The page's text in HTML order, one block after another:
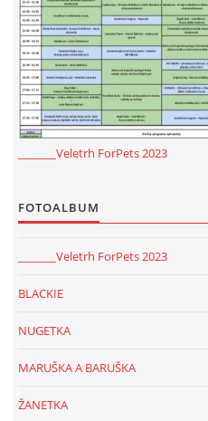
_______Veletrh ForPets 2023
FOTOALBUM
_______Veletrh ForPets 2023
BLACKIE
NUGETKA
MARUŠKA A BARUŠKA
ŽANETKA